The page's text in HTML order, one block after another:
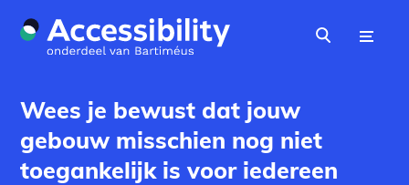
Naar hoofdinhoud
Zoeken
Wees je bewust dat jouw
gebouw misschien nog niet
toegankelijk is voor iedereen